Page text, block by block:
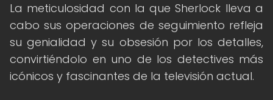
La meticulosidad con la que Sherlock lleva a
cabo sus operaciones de seguimiento refleja
su genialidad y su obsesión por los detalles,
convirtiéndolo en uno de los detectives más
icónicos y fascinantes de la televisión actual.